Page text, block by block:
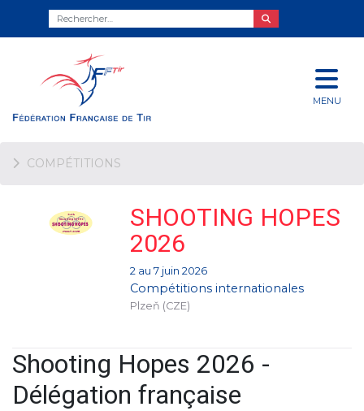
MENU
COMPÉTITIONS
SHOOTING HOPES
2026
2 au 7 juin 2026
Compétitions internationales
Plzeň (CZE)
Shooting Hopes 2026 -
Délégation française